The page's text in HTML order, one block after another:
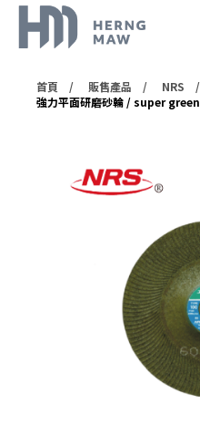
首頁 販售產品
NRS
強力平面研磨砂輪 / super green